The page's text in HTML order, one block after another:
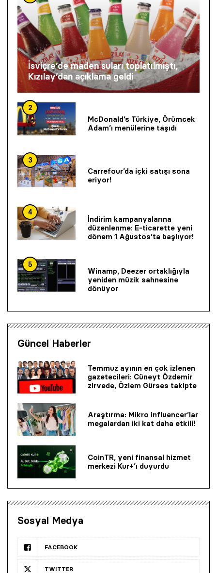
İsviçre’de maden suları toplatılmıştı,
Kızılay’dan açıklama geldi
2
McDonald’s Türkiye, Örümcek
Adam’ı menülerine taşıdı
3
Carrefour’da içki satışı sona
eriyor!
4
İndirim kampanyalarına
düzenlenme: E-ticarette yeni
dönem 1 Ağustos’ta başlıyor!
5
Winamp, Deezer ortaklığıyla
yeniden müzik sahnesine
dönüyor
Güncel Haberler
Temmuz ayının en çok izlenen
gazetecileri: Cüneyt Özdemir
zirvede, Özlem Gürses takipte
Araştırma: Mikro influencer’lar
megalardan iki kat daha etkili!
CoinTR, yeni finansal hizmet
merkezi Kur+’ı duyurdu
Sosyal Medya
FACEBOOK
TWITTER